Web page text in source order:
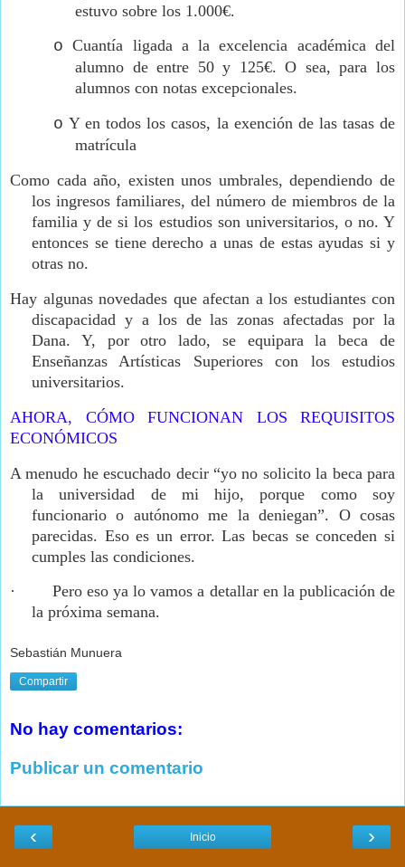
estuvo sobre los 1.000€.
o Cuantía ligada a la excelencia académica del
alumno de entre 50 y 125€. O sea, para los
alumnos con notas excepcionales.
o Y en todos los casos, la exención de las tasas de
matrícula
Como cada año, existen unos umbrales, dependiendo de
los ingresos familiares, del número de miembros de la
familia y de si los estudios son universitarios, o no. Y
entonces se tiene derecho a unas de estas ayudas si y
otras no.
Hay algunas novedades que afectan a los estudiantes con
discapacidad y a los de las zonas afectadas por la
Dana. Y, por otro lado, se equipara la beca de
Enseñanzas Artísticas Superiores con los estudios
universitarios.
AHORA, CÓMO FUNCIONAN LOS REQUISITOS
ECONÓMICOS
A menudo he escuchado decir “yo no solicito la beca para
la universidad de mi hijo, porque como soy
funcionario o autónomo me la deniegan”. O cosas
parecidas. Eso es un error. Las becas se conceden si
cumples las condiciones.
·
Pero eso ya lo vamos a detallar en la publicación de
la próxima semana.
Sebastián Munuera
Compartir
No hay comentarios:
Publicar un comentario
‹ ›
Inicio